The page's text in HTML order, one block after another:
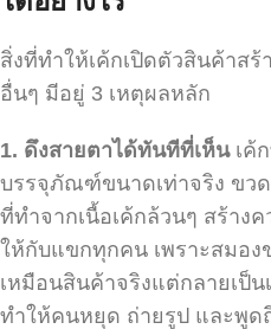
สิ่งที่ทำให้เค้กเปิดตัวสินค้าส
อื่นๆ มีอยู่ 3 เหตุผลหลัก
1. ดึงสายตาได้ทันทีที่เห็นเค้
บรรจุภัณฑ์ขนาดเท่าจริง ขว
ที่ทำจากเนื้อเค้กล้วนๆ สร้างค
ให้กับแขกทุกคน เพราะสมอง
เหมือนสินค้าจริงแต่กลายเป็
ทำให้คนหยุด ถ่ายรูป และพูด